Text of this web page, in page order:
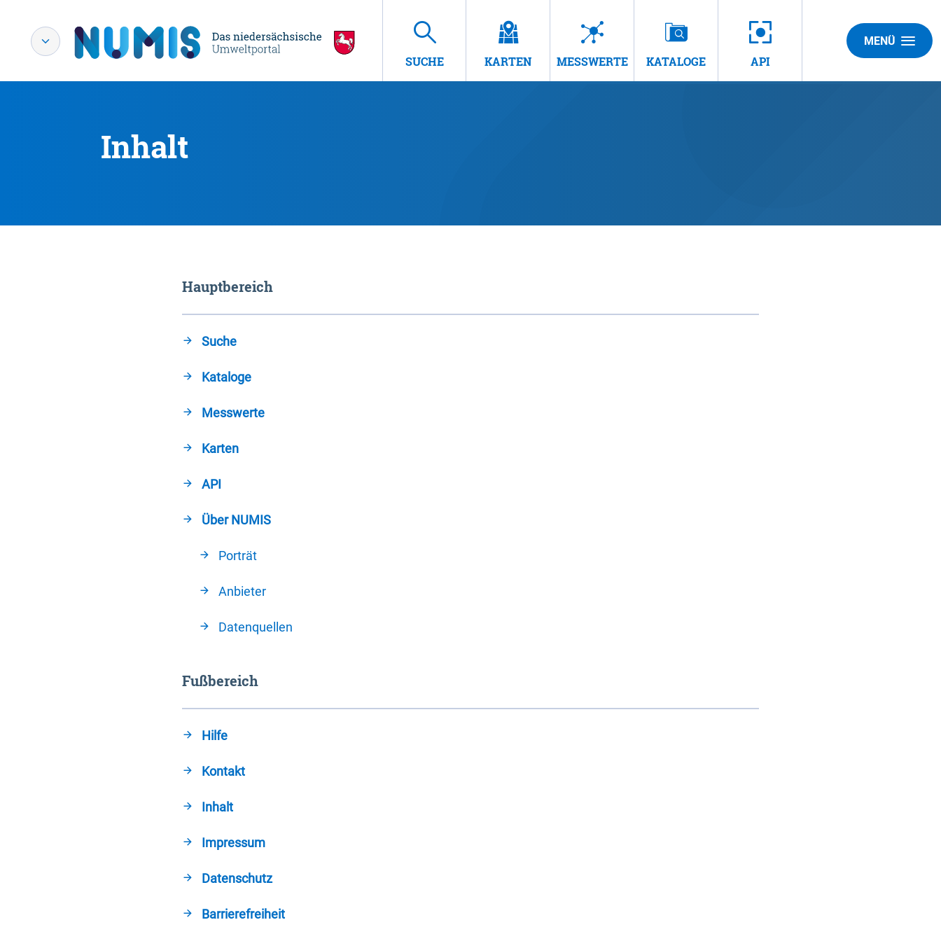
SUCHE KARTEN MESSWERTE KATALOGE API
MENÜ
Inhalt
Hauptbereich
Suche
Kataloge
Messwerte
Karten
API
Über NUMIS
Porträt
Anbieter
Datenquellen
Fußbereich
Hilfe
Kontakt
Inhalt
Impressum
Datenschutz
Barrierefreiheit